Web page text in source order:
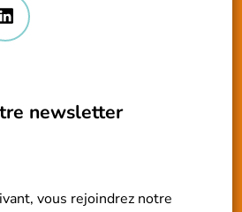
newsletter
vous rejoindrez notre